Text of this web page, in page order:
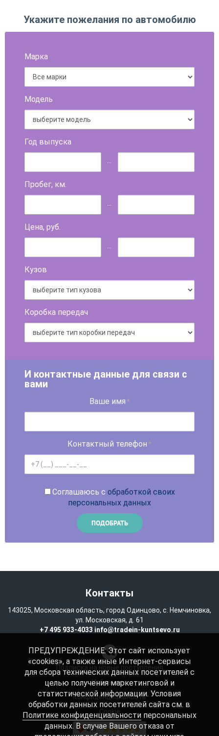
Укажите пожелания по автомобилю
Марка
Модель
Год выпуска
...
Пробег, км.
...
Цена, руб.
...
Кузов
Коробка передач
И контактные данные для связи с
вами
Ваше имя *
Контактный телефон *
Соглашаюсь с обработкой своих
персональных данных
Контакты
143025, Московская область, город Одинцово, с. Немчиновка,
ул. Московская, д. 61
+7 495 933-4033 info@tradein-kuntsevo.ru
Подписка на новые поступления
Избранное
Конфиденциальность
Cookie
ПРЕДУПРЕЖДЕНИЕ: Этот сайт использует
«cookies», а также иные Интернет-сервисы
для сбора технических данных посетителей с
целью получения маркетинговой и
статистической информации. Условия
обработки данных посетителей сайта см. в
Политике конфиденциальностиперсональных
данных. В случае Вашего отказа от